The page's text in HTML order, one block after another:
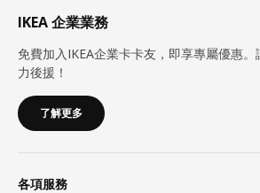
IKEA 企業業務
免費加入IKEA企業卡卡友，即享專屬優惠
力後援！
了解更多
各項服務